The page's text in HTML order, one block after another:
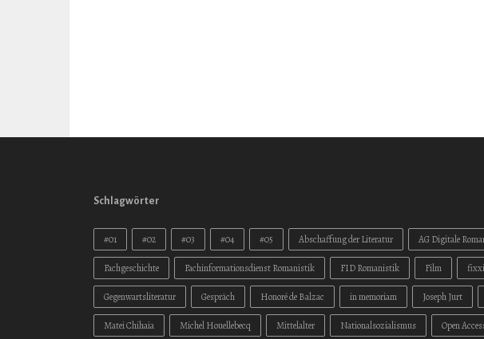
Schlagwörter
#01 #02 #03 #04 #05 Abschaffung der Literatur AG Digitale
Fachgeschichte Fachinformationsdienst Romanistik FID Romanistik Film
Gegenwartsliteratur Gespräch Honoré de Balzac in memoriam Joseph Jurt
Matei Chihaia Michel Houellebecq Mittelalter Nationalsozialismus Open